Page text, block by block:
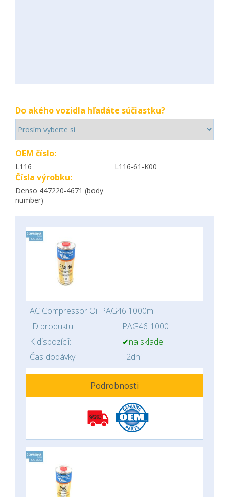
Do akého vozidla hľadáte súčiastku?
OEM číslo:
L116 L116-61-K00
Čísla výrobku:
Denso 447220-4671 (body
number)
AC Compressor Oil PAG46 1000ml
ID produktu:
PAG46-1000
K dispozícii:
✔na sklade
Čas dodávky:
2dni
Podrobnosti